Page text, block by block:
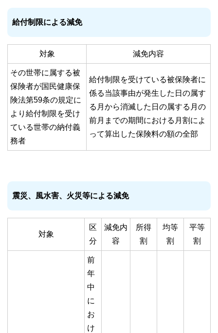
給付制限による減免
対象 減免内容
その世帯に属する被
保険者が国民健康保
険法第59条の規定に
より給付制限を受け
ている世帯の納付義
務者
給付制限を受けている被保険者に
係る当該事由が発生した日の属す
る月から消滅した日の属する月の
前月までの期間における月割によ
って算出した保険料の額の全部
震災、風水害、火災等による減免
対象
区
分
減免内
容
所得
割
均等
割
平等
割
前
年
中
に
お
け